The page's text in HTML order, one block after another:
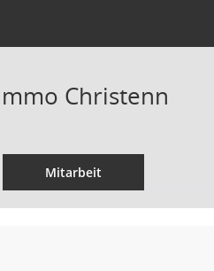
Christenn
Mitarbeit